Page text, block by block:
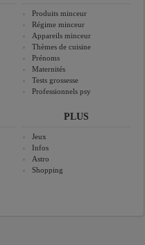
Produits minceur
Régime minceur
Appareils minceur
Thèmes de cuisine
Prénoms
Maternités
Tests grossesse
Professionnels psy
PLUS
Jeux
Infos
Astro
Shopping